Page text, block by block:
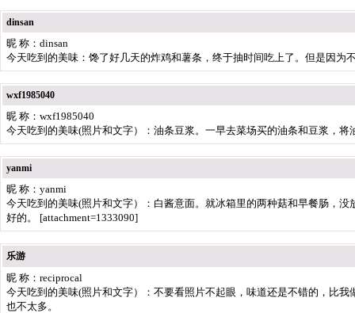
dinsan
昵 称：dinsan
今天吃到的美味：馋了好几天的炸鸡和薯条，终于抽时间吃上了。但是因
wxf1985040
昵 称：wxf1985040
今天吃到的美味(照片和文字）：油条豆浆。一早去菜场买的油条和豆浆，
yanmi
昵 称：yanmi
今天吃到的美味(照片和文字）：白酱意面。就冰箱里的两种菇和早餐肠，
好的。 [attachment=1333090]
乐游
昵 称：reciprocal
今天吃到的美味(照片和文字）：不要看照片不起眼，味道还是不错的，比
也不太多。